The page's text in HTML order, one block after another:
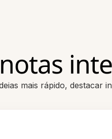
mais rápido,